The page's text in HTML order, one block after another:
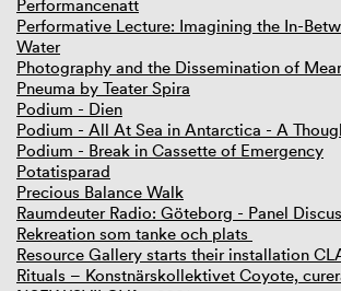
Performancenatt
Performative Lecture: Imagining the In-
Water
Photography and the Dissemination of
Pneuma by Teater Spira
Podium - Dien
Podium - All At Sea in Antarctica - A
Podium - Break in Cassette of Emergency
Potatisparad
Precious Balance Walk
Raumdeuter Radio: Göteborg - Panel
Rekreation som tanke och plats
Resource Gallery starts their installation
Rituals – Konstnärskollektivet Coyote,